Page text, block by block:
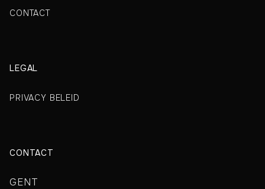
CONTACT
LEGAL
PRIVACY BELEID
CONTACT
GENT